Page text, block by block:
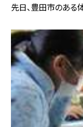
先日、豊田市のある